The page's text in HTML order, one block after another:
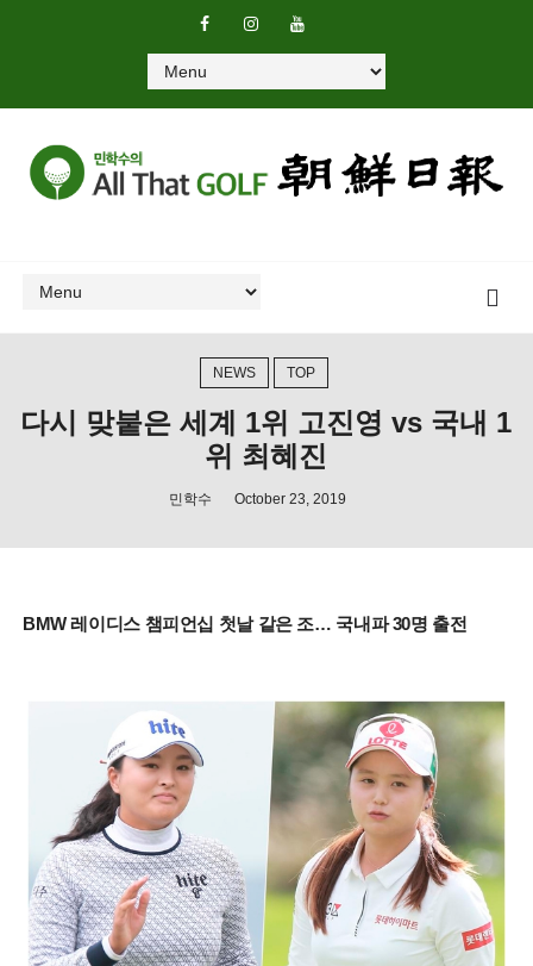
NEWS TOP
다시 맞붙은 세계 1위 고진영 vs 국내 1
위 최혜진
민학수 October 23, 2019
BMW 레이디스 챔피언십 첫날 같은 조… 국내파 30명 출전